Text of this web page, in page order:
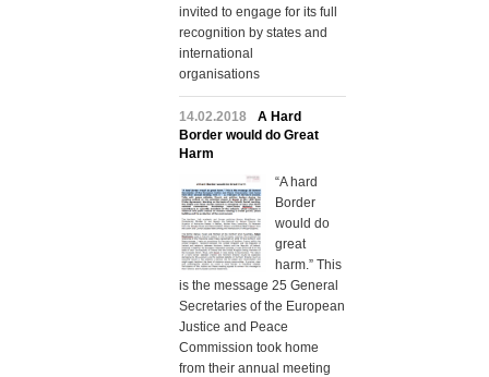
invited to engage for its full
recognition by states and
international
organisations
14.02.2018
A Hard
Border would do Great
Harm
“A hard
Border
would do
great
harm.” This
is the message 25 General
Secretaries of the European
Justice and Peace
Commission took home
from their annual meeting